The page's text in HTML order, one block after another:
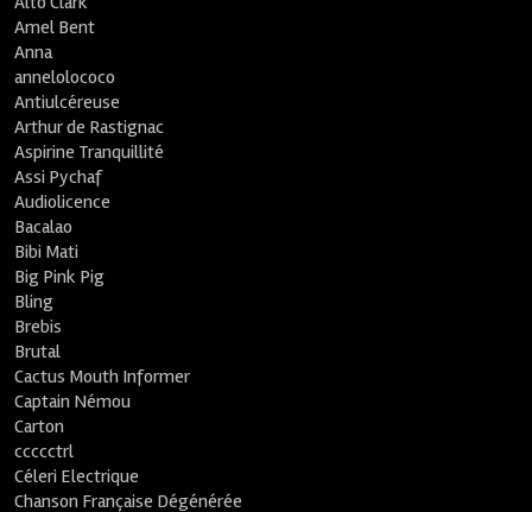
Amel Bent
Anna
annelolococo
Antiulcéreuse
Arthur de Rastignac
Aspirine Tranquillité
Assi Pychaf
Audiolicence
Bacalao
Bibi Mati
Big Pink Pig
Bling
Brebis
Brutal
Cactus Mouth Informer
Captain Némou
Carton
ccccctrl
Céleri Electrique
Chanson Française Dégénérée